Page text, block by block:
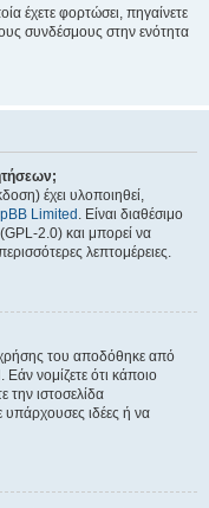
έχετε φορτώσει, πηγαίνετε
συνδέσμους στην ενότητα
έχει υλοποιηθεί,
Limited . Είναι διαθέσιμο
2.0) και μπορεί να
λεπτομέρειες.
του αποδόθηκε από
νομίζετε ότι κάποιο
την ιστοσελίδα
υπάρχουσες ιδέες ή να